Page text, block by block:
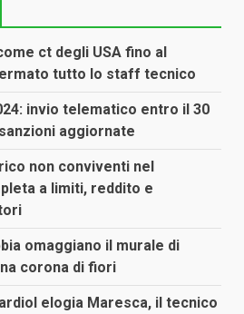
ct degli USA fino al
tutto lo staff tecnico
invio telematico entro il 30
aggiornate
non conviventi nel
a limiti, reddito e
omaggiano il murale di
corona di fiori
elogia Maresca, il tecnico